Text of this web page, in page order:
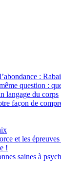
:
question :
langage du corps
façon de
et les
!
saines à